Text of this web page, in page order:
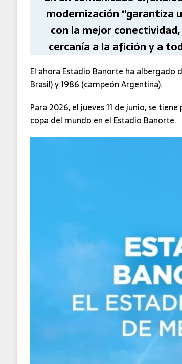
modernización “garantiza
con la mejor
cercanía a la afición y a
El ahora Estadio Banorte ha albergado
Brasil) y 1986 (campeón Argentina).
Para 2026, el jueves 11 de junio, se
copa del mundo en el Estadio Banorte.